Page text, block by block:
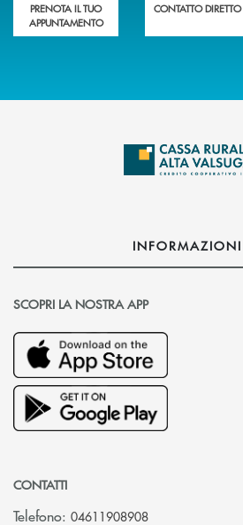
PRENOTA IL TUO
APPUNTAMENTO
CONTATTO DIRETTO
INFORMAZIONI
SCOPRI LA NOSTRA APP
CONTATTI
Telefono: 04611908908